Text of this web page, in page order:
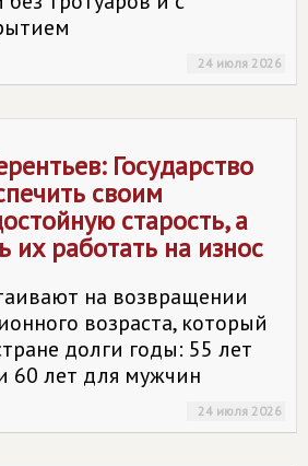
24 июля 2026
Государство
своим
старость, а
их работать на износ
на возвращении
возраста, который
долги годы: 55 лет
лет для мужчин
24 июля 2026